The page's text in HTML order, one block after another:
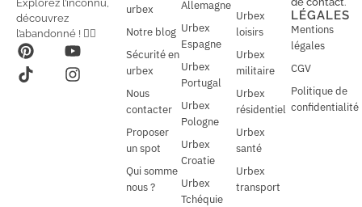
ll
*
Explorez l’inconnu,
découvrez
l’abandonné ! 🕵️‍♂️
urbex
Notre blog
Sécurité en
urbex
Nous
contacter
Proposer
un spot
Qui somme
nous ?
Allemagne
Urbex
Espagne
Urbex
Portugal
Urbex
Pologne
Urbex
Croatie
Urbex
Tchéquie
Urbex
loisirs
Urbex
militaire
Urbex
résidentiel
Urbex
santé
Urbex
transport
LÉGALES
Mentions
légales
CGV
Politique de
confidentialité